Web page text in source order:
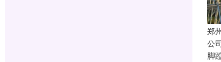
郑
公
脚